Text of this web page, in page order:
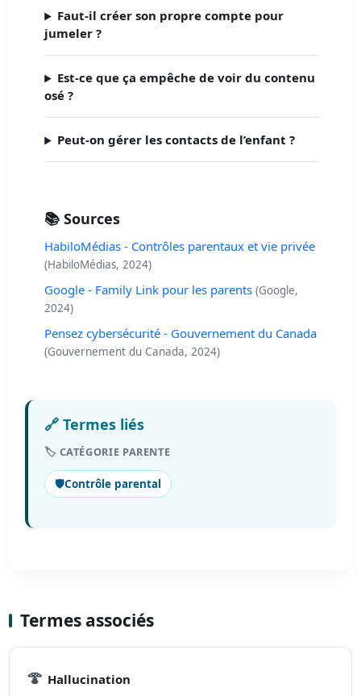
Faut-il créer son propre compte pour
jumeler ?
Est-ce que ça empêche de voir du contenu
osé ?
Peut-on gérer les contacts de l’enfant ?
📚 Sources
HabiloMédias - Contrôles parentaux et vie privée
(HabiloMédias, 2024)
Google - Family Link pour les parents (Google,
2024)
Pensez cybersécurité - Gouvernement du Canada
(Gouvernement du Canada, 2024)
🔗 Termes liés
🏷️ CATÉGORIE PARENTE
🛡️Contrôle parental
Termes associés
🍄 Hallucination